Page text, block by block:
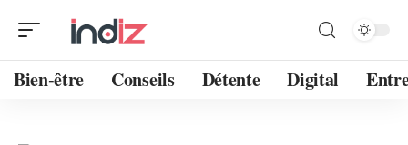
Bien-être Conseils Détente Digital